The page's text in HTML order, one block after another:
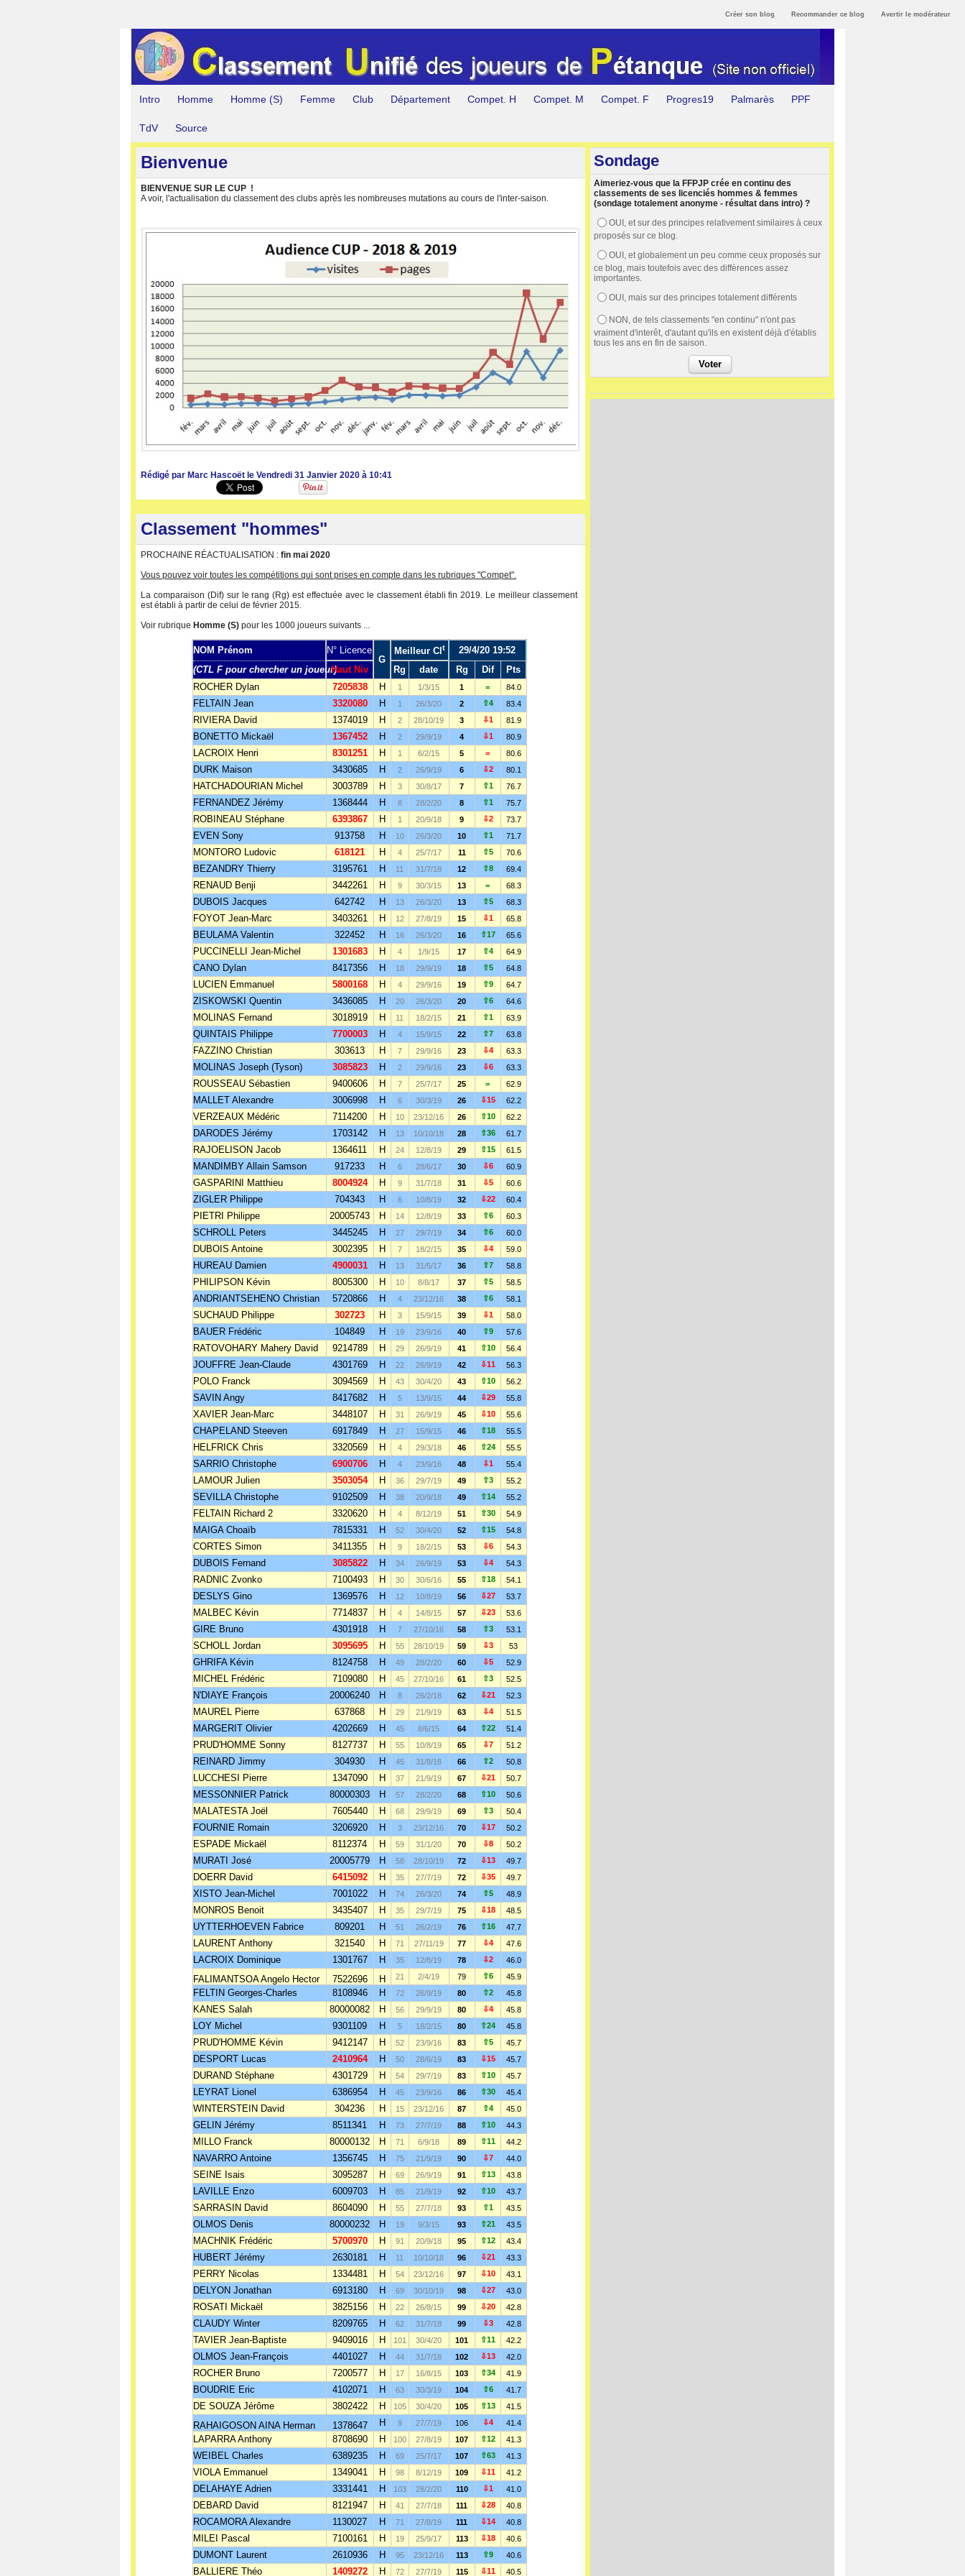
Créer son blog Recommander ce blog Avertir le modérateur
Intro Homme Homme (S) Femme Club Département Compet. H Compet. M Compet. F Progres19 Palmarès PPF
TdV Source
Bienvenue
BIENVENUE SUR LE CUP !
A voir, l'actualisation du classement des clubs après les nombreuses mutations au cours de l'inter-saison.
Rédigé par Marc Hascoët le Vendredi 31 Janvier 2020 à 10:41
Classement "hommes"
PROCHAINE RÉACTUALISATION : fin mai 2020
Vous pouvez voir toutes les compétitions qui sont prises en compte dans les rubriques "Compet".
La comparaison (Dif) sur le rang (Rg) est effectuée avec le classement établi fin 2019. Le meilleur classement
est établi à partir de celui de février 2015.
Voir rubrique Homme (S) pour les 1000 joueurs suivants ...
NOM Prénom
N° Licence
G
Meilleur Cl t
29/4/20 19:52
(CTL F pour chercher un joueur)Haut Niv Rg date Rg Dif
Pts
ROCHER Dylan
7205838 H 1 1/3/15 1 = 84.0
FELTAIN Jean 3320080 H 1 26/3/20 2 ⇧4 83.4
RIVIERA David 1374019 H 2 28/10/19 3 ⇩1 81.9
BONETTO Mickaël 1367452 H 2 29/9/19 4 ⇩1 80.9
LACROIX Henri 8301251 H 1 6/2/15 5 = 80.6
DURK Maison 3430685 H 2 26/9/19 6 ⇩2 80.1
HATCHADOURIAN Michel 3003789 H 3 30/8/17 7 ⇧1 76.7
FERNANDEZ Jérémy 1368444 H 8 28/2/20 8 ⇧1 75.7
ROBINEAU Stéphane 6393867 H 1 20/9/18 9 ⇩2 73.7
EVEN Sony 913758 H 10 26/3/20 10 ⇧1 71.7
MONTORO Ludovic 618121 H 4 25/7/17 11 ⇧5 70.6
BEZANDRY Thierry 3195761 H 11 31/7/18 12 ⇧8 69.4
RENAUD Benji 3442261 H 9 30/3/15 13 = 68.3
DUBOIS Jacques 642742 H 13 26/3/20 13 ⇧5 68.3
FOYOT Jean-Marc 3403261 H 12 27/8/19 15 ⇩1 65.8
BEULAMA Valentin 322452 H 16 26/3/20 16 ⇧17 65.6
PUCCINELLI Jean-Michel 1301683 H 4 1/9/15 17 ⇧4 64.9
CANO Dylan 8417356 H 18 29/9/19 18 ⇧5 64.8
LUCIEN Emmanuel 5800168 H 4 29/9/16 19 ⇧9 64.7
ZISKOWSKI Quentin 3436085 H 20 26/3/20 20 ⇧6 64.6
MOLINAS Fernand 3018919 H 11 18/2/15 21 ⇧1 63.9
QUINTAIS Philippe 7700003 H 4 15/9/15 22 ⇧7 63.8
FAZZINO Christian 303613 H 7 29/9/16 23 ⇩4 63.3
MOLINAS Joseph (Tyson) 3085823 H 2 29/9/16 23 ⇩6 63.3
ROUSSEAU Sébastien 9400606 H 7 25/7/17 25 = 62.9
MALLET Alexandre 3006998 H 6 30/3/19 26 ⇩15 62.2
VERZEAUX Médéric 7114200 H 10 23/12/16 26 ⇧10 62.2
DARODES Jérémy 1703142 H 13 10/10/18 28 ⇧36 61.7
RAJOELISON Jacob 1364611 H 24 12/8/19 29 ⇧15 61.5
MANDIMBY Allain Samson 917233 H 6 28/6/17 30 ⇩6 60.9
GASPARINI Matthieu 8004924 H 9 31/7/18 31 ⇩5 60.6
ZIGLER Philippe 704343 H 6 10/8/19 32 ⇩22 60.4
PIETRI Philippe 20005743 H 14 12/8/19 33 ⇧6 60.3
SCHROLL Peters 3445245 H 27 29/7/19 34 ⇧6 60.0
DUBOIS Antoine 3002395 H 7 18/2/15 35 ⇩4 59.0
HUREAU Damien 4900031 H 13 31/5/17 36 ⇧7 58.8
PHILIPSON Kévin 8005300 H 10 8/8/17 37 ⇧5 58.5
ANDRIANTSEHENO Christian 5720866 H 4 23/12/16 38 ⇧6 58.1
SUCHAUD Philippe 302723 H 3 15/9/15 39 ⇩1 58.0
BAUER Frédéric 104849 H 19 23/9/16 40 ⇧9 57.6
RATOVOHARY Mahery David 9214789 H 29 26/9/19 41 ⇧10 56.4
JOUFFRE Jean-Claude 4301769 H 22 26/9/19 42 ⇩11 56.3
POLO Franck 3094569 H 43 30/4/20 43 ⇧10 56.2
SAVIN Angy 8417682 H 5 13/9/15 44 ⇩29 55.8
XAVIER Jean-Marc 3448107 H 31 26/9/19 45 ⇩10 55.6
CHAPELAND Steeven 6917849 H 27 15/9/15 46 ⇧18 55.5
HELFRICK Chris 3320569 H 4 29/3/18 46 ⇧24 55.5
SARRIO Christophe 6900706 H 4 23/9/16 48 ⇩1 55.4
LAMOUR Julien 3503054 H 36 29/7/19 49 ⇧3 55.2
SEVILLA Christophe 9102509 H 38 20/9/18 49 ⇧14 55.2
FELTAIN Richard 2 3320620 H 4 8/12/19 51 ⇧30 54.9
MAIGA Choaïb 7815331 H 52 30/4/20 52 ⇧15 54.8
CORTES Simon 3411355 H 9 18/2/15 53 ⇩6 54.3
DUBOIS Fernand 3085822 H 34 26/9/19 53 ⇩4 54.3
RADNIC Zvonko 7100493 H 30 30/6/16 55 ⇧18 54.1
DESLYS Gino 1369576 H 12 10/8/19 56 ⇩27 53.7
MALBEC Kévin 7714837 H 4 14/8/15 57 ⇩23 53.6
GIRE Bruno 4301918 H 7 27/10/16 58 ⇧3 53.1
SCHOLL Jordan 3095695 H 55 28/10/19 59 ⇩3 53
GHRIFA Kévin 8124758 H 49 28/2/20 60 ⇩5 52.9
MICHEL Frédéric 7109080 H 45 27/10/16 61 ⇧3 52.5
N'DIAYE François 20006240 H 8 26/2/18 62 ⇩21 52.3
MAUREL Pierre 637868 H 29 21/9/19 63 ⇩4 51.5
MARGERIT Olivier 4202669 H 45 8/6/15 64 ⇧22 51.4
PRUD'HOMME Sonny 8127737 H 55 10/8/19 65 ⇩7 51.2
REINARD Jimmy 304930 H 45 31/8/18 66 ⇧2 50.8
LUCCHESI Pierre 1347090 H 37 21/9/19 67 ⇩21 50.7
MESSONNIER Patrick 80000303 H 57 28/2/20 68 ⇧10 50.6
MALATESTA Joël 7605440 H 68 29/9/19 69 ⇧3 50.4
FOURNIE Romain 3206920 H 3 23/12/16 70 ⇩17 50.2
ESPADE Mickaël 8112374 H 59 31/1/20 70 ⇩8 50.2
MURATI José 20005779 H 58 28/10/19 72 ⇩13 49.7
DOERR David 6415092 H 35 27/7/19 72 ⇩35 49.7
XISTO Jean-Michel 7001022 H 74 26/3/20 74 ⇧5 48.9
MONROS Benoit 3435407 H 35 29/7/19 75 ⇩18 48.5
UYTTERHOEVEN Fabrice 809201 H 51 26/2/19 76 ⇧16 47.7
LAURENT Anthony 321540 H 71 27/11/19 77 ⇩4 47.6
LACROIX Dominique 1301767 H 35 12/8/19 78 ⇩2 46.0
FALIMANTSOA Angelo Hector 7522696 H 21 2/4/19 79 ⇧6 45.9
FELTIN Georges-Charles 8108946 H 72 26/9/19 80 ⇧2 45.8
KANES Salah 80000082 H 56 29/9/19 80 ⇩4 45.8
LOY Michel 9301109 H 5 18/2/15 80 ⇧24 45.8
PRUD'HOMME Kévin 9412147 H 52 23/9/16 83 ⇧5 45.7
DESPORT Lucas 2410964 H 50 28/6/19 83 ⇩15 45.7
DURAND Stéphane 4301729 H 54 29/7/19 83 ⇧10 45.7
LEYRAT Lionel 6386954 H 45 23/9/16 86 ⇧30 45.4
WINTERSTEIN David 304236 H 15 23/12/16 87 ⇧4 45.0
GELIN Jérémy 8511341 H 73 27/7/19 88 ⇧10 44.3
MILLO Franck 80000132 H 71 6/9/18 89 ⇧11 44.2
NAVARRO Antoine 1356745 H 75 21/9/19 90 ⇩7 44.0
SEINE Isais 3095287 H 69 26/9/19 91 ⇧13 43.8
LAVILLE Enzo 6009703 H 85 21/9/19 92 ⇧10 43.7
SARRASIN David 8604090 H 55 27/7/18 93 ⇧1 43.5
OLMOS Denis 80000232 H 19 9/3/15 93 ⇧21 43.5
MACHNIK Frédéric 5700970 H 91 20/9/18 95 ⇧12 43.4
HUBERT Jérémy 2630181 H 11 10/10/18 96 ⇩21 43.3
PERRY Nicolas 1334481 H 54 23/12/16 97 ⇩10 43.1
DELYON Jonathan 6913180 H 69 30/10/19 98 ⇩27 43.0
ROSATI Mickaël 3825156 H 22 26/8/15 99 ⇩20 42.8
CLAUDY Winter 8209765 H 62 31/7/18 99 ⇩3 42.8
TAVIER Jean-Baptiste 9409016 H 101 30/4/20 101 ⇧11 42.2
OLMOS Jean-François 4401027 H 44 31/7/18 102 ⇩13 42.0
ROCHER Bruno 7200577 H 17 16/8/15 103 ⇧34 41.9
BOUDRIE Eric 4102071 H 63 30/3/19 104 ⇧6 41.7
DE SOUZA Jérôme 3802422 H 105 30/4/20 105 ⇧13 41.5
RAHAIGOSON AINA Herman 1378647 H 9 27/7/19 106 ⇩4 41.4
LAPARRA Anthony 8708690 H 100 27/8/19 107 ⇧12 41.3
WEIBEL Charles 6389235 H 69 25/7/17 107 ⇧63 41.3
VIOLA Emmanuel 1349041 H 98 8/12/19 109 ⇩11 41.2
DELAHAYE Adrien 3331441 H 103 28/2/20 110 ⇩1 41.0
DEBARD David 8121947 H 41 27/7/18 111 ⇩28 40.8
ROCAMORA Alexandre 1130027 H 71 27/8/19 111 ⇩14 40.8
MILEI Pascal 7100161 H 19 25/9/17 113 ⇩18 40.6
DUMONT Laurent 2610936 H 95 23/12/16 113 ⇧9 40.6
BALLIERE Théo 1409272 H 72 27/7/19 115 ⇩11 40.5
Sondage
Aimeriez-vous que la FFPJP crée en continu des
classements de ses licenciés hommes & femmes
(sondage totalement anonyme - résultat dans intro) ?
OUI, et sur des principes relativement similaires à ceux
proposés sur ce blog.
OUI, et globalement un peu comme ceux proposés sur
ce blog, mais toutefois avec des diffèrences assez
importantes.
OUI, mais sur des principes totalement différents
NON, de tels classements "en continu" n'ont pas
vraiment d'interêt, d'autant qu'ils en existent déjà d'établis
tous les ans en fin de saison.